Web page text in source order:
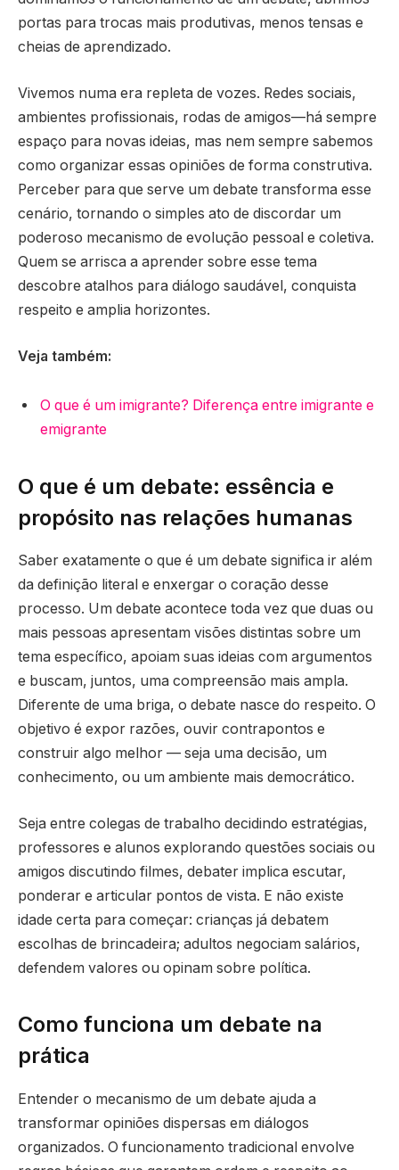
portas para trocas mais produtivas, menos tensas e
cheias de aprendizado.
Vivemos numa era repleta de vozes. Redes sociais,
ambientes profissionais, rodas de amigos—há sempre
espaço para novas ideias, mas nem sempre sabemos
como organizar essas opiniões de forma construtiva.
Perceber para que serve um debate transforma esse
cenário, tornando o simples ato de discordar um
poderoso mecanismo de evolução pessoal e coletiva.
Quem se arrisca a aprender sobre esse tema
descobre atalhos para diálogo saudável, conquista
respeito e amplia horizontes.
Veja também:
O que é um imigrante? Diferença entre imigrante e
emigrante
O que é um debate: essência e
propósito nas relações humanas
Saber exatamente o que é um debate significa ir além
da definição literal e enxergar o coração desse
processo. Um debate acontece toda vez que duas ou
mais pessoas apresentam visões distintas sobre um
tema específico, apoiam suas ideias com argumentos
e buscam, juntos, uma compreensão mais ampla.
Diferente de uma briga, o debate nasce do respeito. O
objetivo é expor razões, ouvir contrapontos e
construir algo melhor — seja uma decisão, um
conhecimento, ou um ambiente mais democrático.
Seja entre colegas de trabalho decidindo estratégias,
professores e alunos explorando questões sociais ou
amigos discutindo filmes, debater implica escutar,
ponderar e articular pontos de vista. E não existe
idade certa para começar: crianças já debatem
escolhas de brincadeira; adultos negociam salários,
defendem valores ou opinam sobre política.
Como funciona um debate na
prática
Entender o mecanismo de um debate ajuda a
transformar opiniões dispersas em diálogos
organizados. O funcionamento tradicional envolve